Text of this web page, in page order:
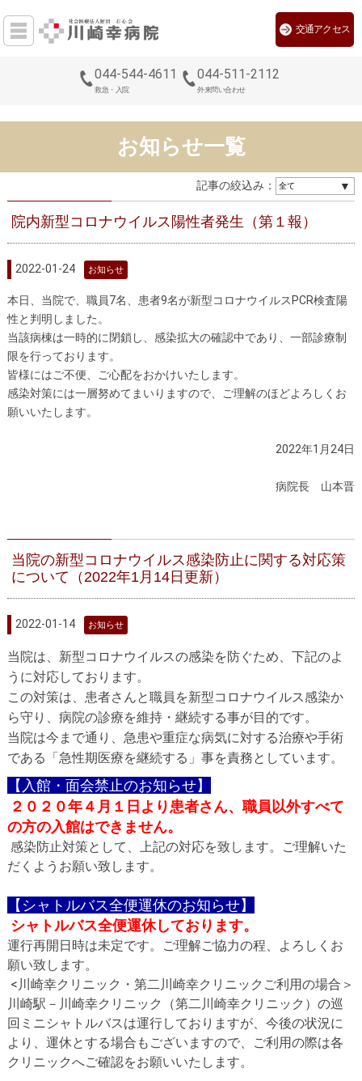
044-544-4611
救急・入院
044-511-2112
外来問い合わせ
交通アクセス
お知らせ一覧
記事の絞込み：
院内新型コロナウイルス陽性者発生（第１報）
2022-01-24 お知らせ
本日、当院で、職員7名、患者9名が新型コロナウイルスPCR検査陽
性と判明しました。
当該病棟は一時的に閉鎖し、感染拡大の確認中であり、一部診療制
限を行っております。
皆様にはご不便、ご心配をおかけいたします。
感染対策には一層努めてまいりますので、ご理解のほどよろしくお
願いいたします。
2022年1月24日
病院長 山本晋
当院の新型コロナウイルス感染防止に関する対応策
について（2022年1月14日更新）
2022-01-14 お知らせ
当院は、新型コロナウイルスの感染を防ぐため、下記のよ
うに対応しております。
この対策は、患者さんと職員を新型コロナウイルス感染か
ら守り、病院の診療を維持・継続する事が目的です。
当院は今まで通り、急患や重症な病気に対する治療や手術
である「急性期医療を継続する」事を責務としています。
【入館・面会禁止のお知らせ】
２０２０年４月１日より患者さん、職員以外すべて
の方の入館はできません。
感染防止対策として、上記の対応を致します。ご理解いた
だくようお願い致します。
【シャトルバス全便運休のお知らせ】
シャトルバス全便運休しております。
運行再開日時は未定です。ご理解ご協力の程、よろしくお
願い致します。
<川崎幸クリニック・第二川崎幸クリニックご利用の場合＞
川崎駅－川崎幸クリニック（第二川崎幸クリニック）の巡
回ミニシャトルバスは運行しておりますが、今後の状況に
より、運休とする場合もございますので、ご利用の際は各
クリニックへご確認をお願いいたします。